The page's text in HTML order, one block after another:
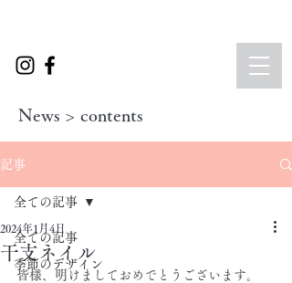
News > contents
記事
全ての記事
季節のデザイン
全ての記事
干支ネイル
2024年1月4日
皆様、明けましておめでとうございます。